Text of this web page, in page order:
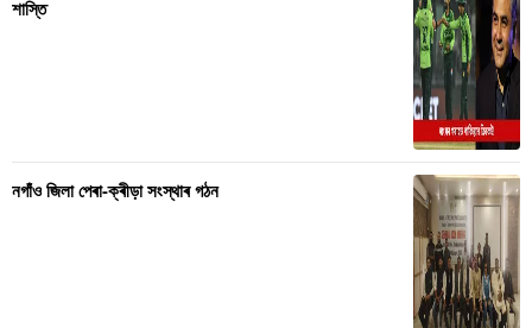
শাস্তি
নগাঁও জিলা পেৰা-ক্ৰীড়া সংস্থাৰ গঠন